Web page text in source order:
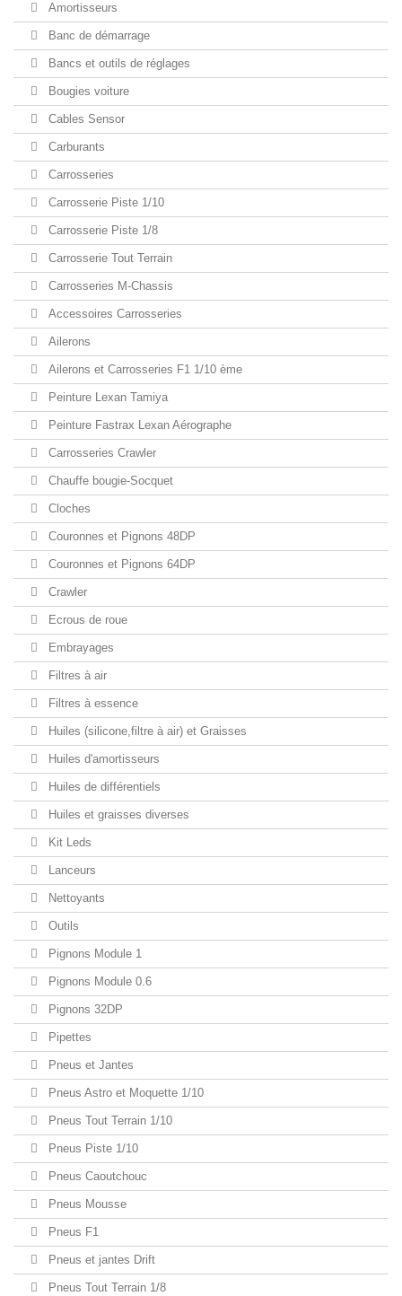
Amortisseurs
Banc de démarrage
Bancs et outils de réglages
Bougies voiture
Cables Sensor
Carburants
Carrosseries
Carrosserie Piste 1/10
Carrosserie Piste 1/8
Carrosserie Tout Terrain
Carrosseries M-Chassis
Accessoires Carrosseries
Ailerons
Ailerons et Carrosseries F1 1/10 ème
Peinture Lexan Tamiya
Peinture Fastrax Lexan Aérographe
Carrosseries Crawler
Chauffe bougie-Socquet
Cloches
Couronnes et Pignons 48DP
Couronnes et Pignons 64DP
Crawler
Ecrous de roue
Embrayages
Filtres à air
Filtres à essence
Huiles (silicone,filtre à air) et Graisses
Huiles d'amortisseurs
Huiles de différentiels
Huiles et graisses diverses
Kit Leds
Lanceurs
Nettoyants
Outils
Pignons Module 1
Pignons Module 0.6
Pignons 32DP
Pipettes
Pneus et Jantes
Pneus Astro et Moquette 1/10
Pneus Tout Terrain 1/10
Pneus Piste 1/10
Pneus Caoutchouc
Pneus Mousse
Pneus F1
Pneus et jantes Drift
Pneus Tout Terrain 1/8